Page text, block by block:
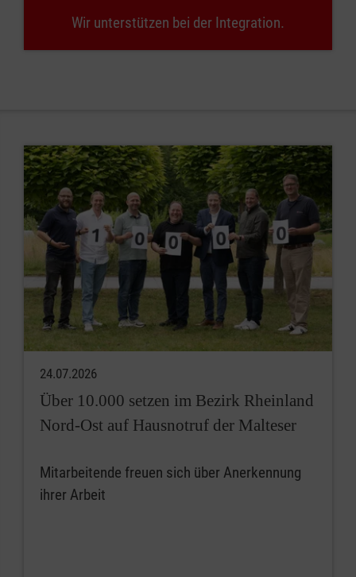
Wir unterstützen bei der Integration.
24.07.2026
Über 10.000 setzen im Bezirk Rheinland
Nord-Ost auf Hausnotruf der Malteser
Mitarbeitende freuen sich über Anerkennung
ihrer Arbeit